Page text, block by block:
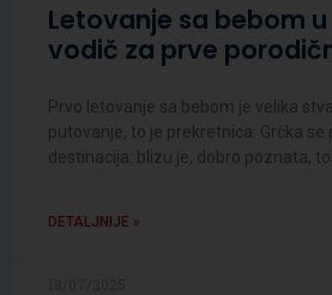
Letovanje sa bebom
vodič za prve
Prvo letovanje sa bebom je velika
putovanje, to je prekretnica. Grčka
destinacija: blizu je, dobro poznata,
DETALJNIJE »